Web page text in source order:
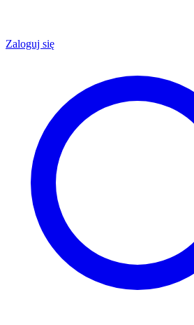
Zaloguj się